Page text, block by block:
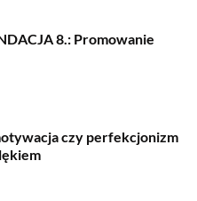
8.: Promowanie
czy perfekcjonizm